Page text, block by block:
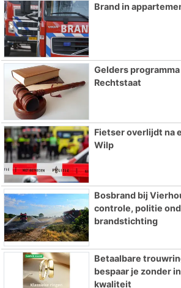
Brand in
Gelders programma
Rechtstaat
Fietser overlijdt na
Wilp
Bosbrand bij
controle, politie
brandstichting
Betaalbare
bespaar je zonder
kwaliteit